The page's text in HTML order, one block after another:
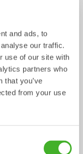
and ads, to
our traffic.
use of our site with
partners who
that you’ve
from your use
0-40 ton